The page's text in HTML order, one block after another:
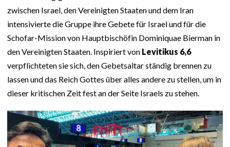
zwischen Israel, den Vereinigten Staaten und dem Iran
intensivierte die Gruppe ihre Gebete für Israel und für die
Schofar-Mission von Hauptbischöfin Dominiquae Bierman in
den Vereinigten Staaten. Inspiriert von Levitikus 6,6
verpflichteten sie sich, den Gebetsaltar ständig brennen zu
lassen und das Reich Gottes über alles andere zu stellen, um in
dieser kritischen Zeit fest an der Seite Israels zu stehen.